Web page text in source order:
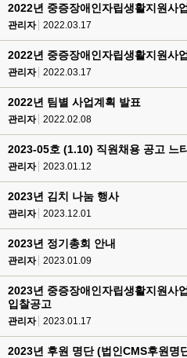
2022년 중증장애인자립생활지원사
관리자 2022.03.17
2022년 중증장애인자립생활지원사
관리자 2022.03.17
2022년 팀별 사업계획 발표
관리자 2022.02.08
2023-05호 (1.10) 직원채용 공고 느
관리자 2023.01.12
2023년 김치 나눔 행사
관리자 2023.12.01
2023년 정기총회 안내
관리자 2023.01.09
2023년 중증장애인자립생활지원사
입찰공고
관리자 2023.01.17
2023년 후원 명단 (법인CMS후원명